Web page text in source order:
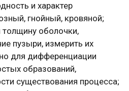
и характер
гнойный, кровяной;
толщину оболочки,
пузыри, измерить их
для дифференциации
образований,
существования процесса;